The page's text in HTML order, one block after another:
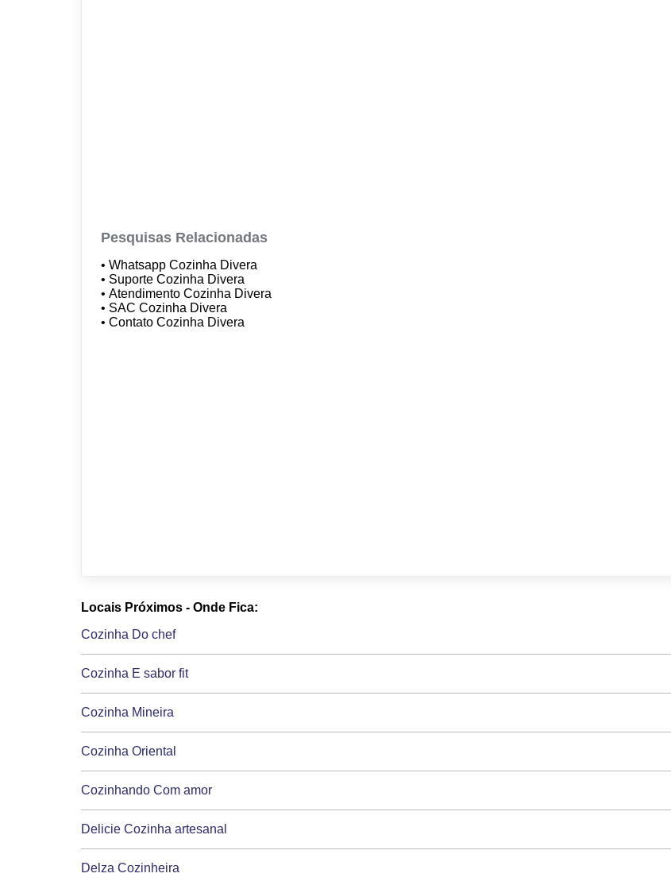
Pesquisas Relacionadas
• Whatsapp Cozinha Divera
• Suporte Cozinha Divera
• Atendimento Cozinha Divera
• SAC Cozinha Divera
• Contato Cozinha Divera
Locais Próximos - Onde Fica:
Cozinha Do chef
Cozinha E sabor fit
Cozinha Mineira
Cozinha Oriental
Cozinhando Com amor
Delicie Cozinha artesanal
Delza Cozinheira